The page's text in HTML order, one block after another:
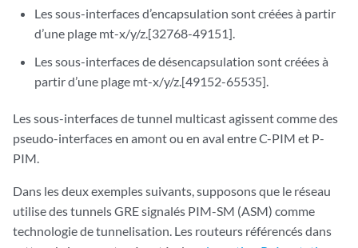
Les sous-interfaces d’encapsulation sont créées à partir
d’une plage mt-x/y/z.[32768-49151].
Les sous-interfaces de désencapsulation sont créées à
partir d’une plage mt-x/y/z.[49152-65535].
Les sous-interfaces de tunnel multicast agissent comme des
pseudo-interfaces en amont ou en aval entre C-PIM et P-
PIM.
Dans les deux exemples suivants, supposons que le réseau
utilise des tunnels GRE signalés PIM-SM (ASM) comme
technologie de tunnelisation. Les routeurs référencés dans